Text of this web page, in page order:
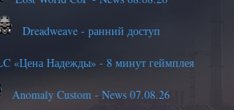
Dreadweave - ранний доступ
«Цена Надежды» - 8 минут геймплея
Anomaly Custom - News 07.08.26